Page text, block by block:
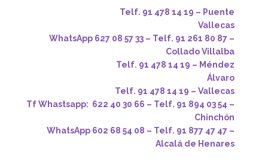
Telf. 91 478 14 19 – Puente
Vallecas
WhatsApp 627 08 57 33 – Telf. 91 261 80 87 –
Collado Villalba
Telf. 91 478 14 19 – Méndez
Álvaro
Telf. 91 478 14 19 – Vallecas
Tf Whastsapp: 622 40 30 66 – Telf. 91 894 03 54 –
Chinchón
WhatsApp 602 68 54 08 – Telf. 91 877 47 47 –
Alcalá de Henares